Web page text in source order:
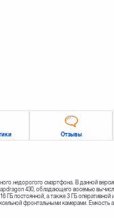
Отзывы
недорогого смартфона. В данной
430, обладающего восемью
ГБ постоянной, а также 3 ГБ
фронтальными камерами. Емкость